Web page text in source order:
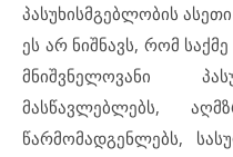
პასუხისმგებლობის
ეს არ ნიშნავს, რომ
მნიშვნელოვანი
მასწავლებლებს,
წარმომადგენლებს,